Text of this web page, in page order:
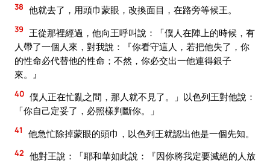
38 他就去了，用頭巾蒙眼，改換面目，在路旁等候王。
39
王從那裡經過，他向王呼叫說：「僕人在陣上的時候，有
人帶了一個人來，對我說：『你看守這人，若把他失了，你
的性命必代替他的性命；不然，你必交出一他連得銀子
來。』
40 僕人正在忙亂之間，那人就不見了。」以色列王對他說：
「你自己定妥了，必照樣判斷你。」
41 他急忙除掉蒙眼的頭巾，以色列王就認出他是一個先知。
42 他對王說：「耶和華如此說：『因你將我定要滅絕的人放